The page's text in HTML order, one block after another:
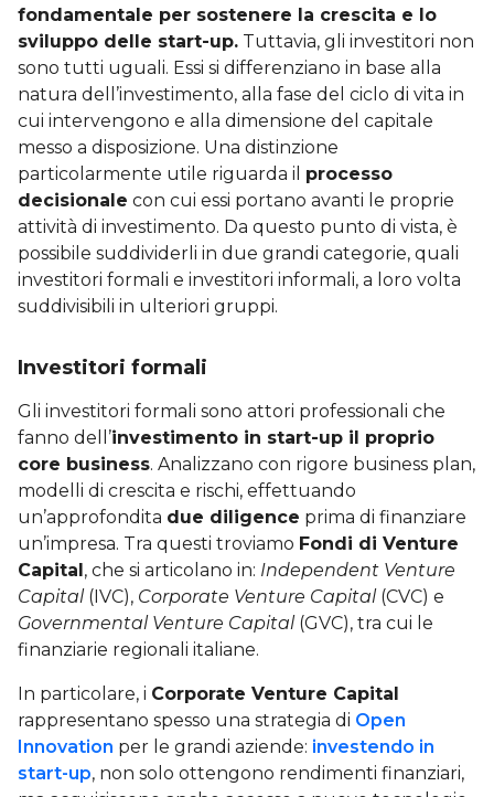
fondamentale per sostenere la crescita e lo
sviluppo delle start-up. Tuttavia, gli investitori non
sono tutti uguali. Essi si differenziano in base alla
natura dell’investimento, alla fase del ciclo di vita in
cui intervengono e alla dimensione del capitale
messo a disposizione. Una distinzione
particolarmente utile riguarda il processo
decisionale con cui essi portano avanti le proprie
attività di investimento. Da questo punto di vista, è
possibile suddividerli in due grandi categorie, quali
investitori formali e investitori informali, a loro volta
suddivisibili in ulteriori gruppi.
Investitori formali
Gli investitori formali sono attori professionali che
fanno dell’investimento in start-up il proprio
core business. Analizzano con rigore business plan,
modelli di crescita e rischi, effettuando
un’approfondita due diligence prima di finanziare
un’impresa. Tra questi troviamo Fondi di Venture
Capital, che si articolano in: Independent Venture
Capital(IVC), Corporate Venture Capital(CVC) e
Governmental Venture Capital(GVC), tra cui le
finanziarie regionali italiane.
In particolare, i Corporate Venture Capital
rappresentano spesso una strategia di Open
Innovation per le grandi aziende: investendo in
start-up, non solo ottengono rendimenti finanziari,